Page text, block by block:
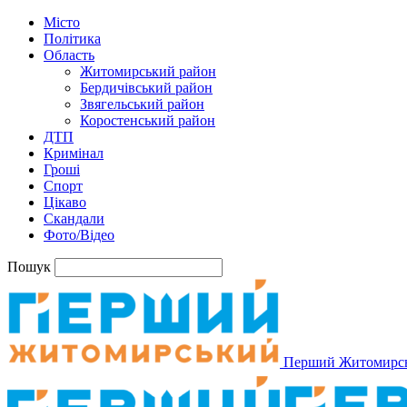
Місто
Політика
Область
Житомирський район
Бердичівський район
Звягельський район
Коростенський район
ДТП
Кримінал
Гроші
Спорт
Цікаво
Скандали
Фото/Відео
Пошук
Перший